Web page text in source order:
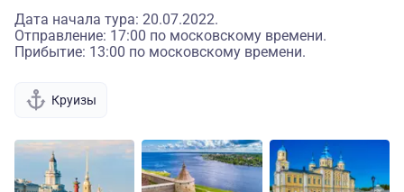
Дата начала тура: 20.07.2022.
Отправление: 17:00 по московскому времени.
Прибытие: 13:00 по московскому времени.
Круизы